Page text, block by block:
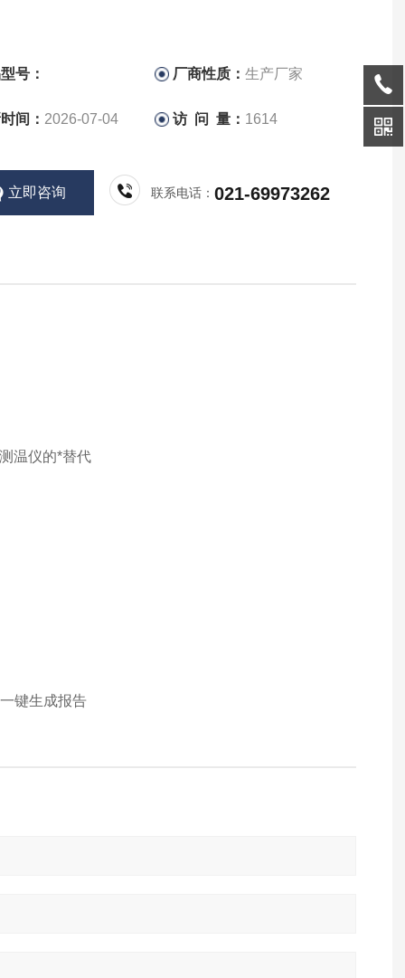
号： 厂商性质：生产厂家
间： 2026-07-04 访 问 量： 1614
立即咨询 联系电话：021-69973262
温仪的*替代
键生成报告